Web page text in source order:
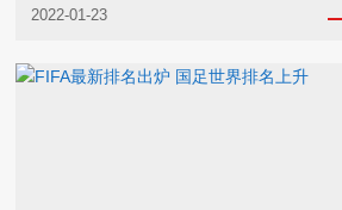
择了网络销售途径，现...
2022-01-23